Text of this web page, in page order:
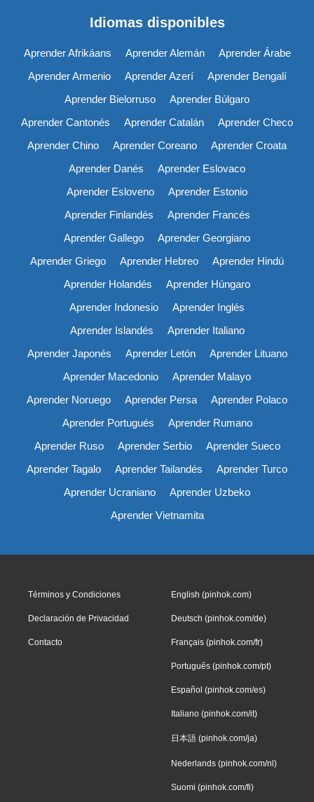
Idiomas disponibles
Aprender Afrikáans Aprender Alemán
Aprender Árabe
Aprender Armenio
Aprender Azerí
Aprender Bengalí
Aprender Bielorruso
Aprender Búlgaro
Aprender Cantonés
Aprender Catalán
Aprender Checo
Aprender Chino
Aprender Coreano
Aprender Croata
Aprender Danés
Aprender Eslovaco
Aprender Esloveno
Aprender Estonio
Aprender Finlandés
Aprender Francés
Aprender Gallego
Aprender Georgiano
Aprender Griego
Aprender Hebreo
Aprender Hindú
Aprender Holandés
Aprender Húngaro
Aprender Indonesio
Aprender Inglés
Aprender Islandés
Aprender Italiano
Aprender Japonés
Aprender Letón
Aprender Lituano
Aprender Macedonio
Aprender Malayo
Aprender Noruego
Aprender Persa
Aprender Polaco
Aprender Portugués
Aprender Rumano
Aprender Ruso
Aprender Serbio
Aprender Sueco
Aprender Tagalo
Aprender Tailandés
Aprender Turco
Aprender Ucraniano
Aprender Uzbeko
Aprender Vietnamita
Términos y Condiciones
Declaración de Privacidad
Contacto
English (pinhok.com)
Deutsch (pinhok.com/de)
Français (pinhok.com/fr)
Português (pinhok.com/pt)
Español (pinhok.com/es)
Italiano (pinhok.com/it)
日本語 (pinhok.com/ja)
Nederlands (pinhok.com/nl)
Suomi (pinhok.com/fi)